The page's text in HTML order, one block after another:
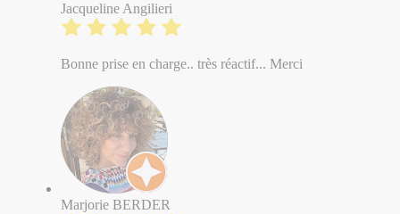
Jacqueline Angilieri
Bonne prise en charge.. très réactif... Merci
Marjorie BERDER